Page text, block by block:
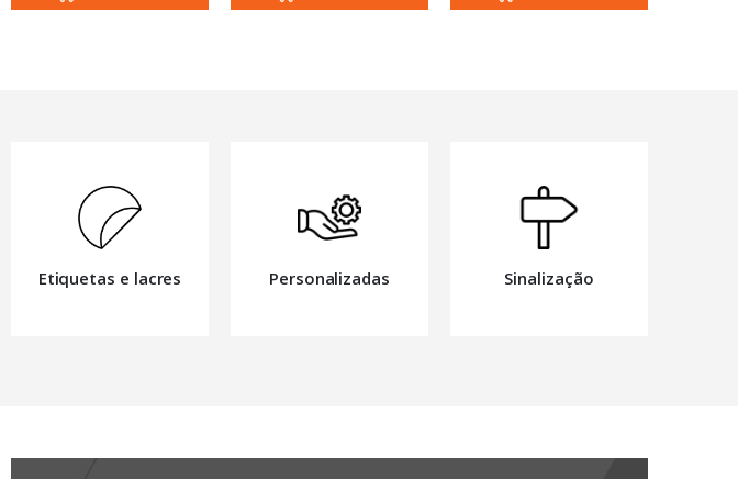
Etiquetas e lacres Personalizadas Sinalização